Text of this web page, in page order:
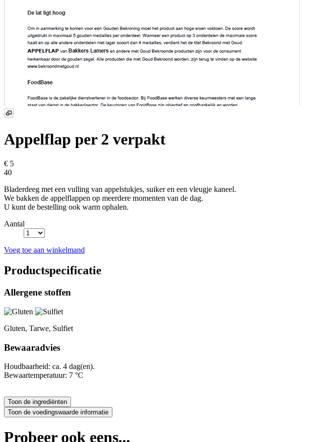
Appelflap per 2 verpakt
€ 5
40
Bladerdeeg met een vulling van appelstukjes, suiker en een vleugje kaneel.
We bakken de appelflappen op meerdere momenten van de dag.
U kunt de bestelling ook warm ophalen.
Aantal
Voeg toe aan winkelmand
Productspecificatie
Allergene stoffen
Gluten, Tarwe, Sulfiet
Bewaaradvies
Houdbaarheid: ca. 4 dag(en).
Bewaartemperatuur: 7 °C
Probeer ook eens...